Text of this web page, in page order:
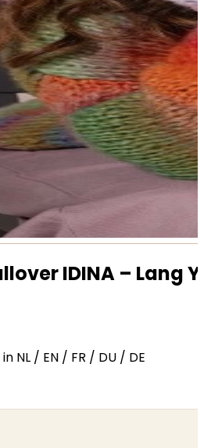
IDINA – Lang
NL / EN / FR / DU / DE